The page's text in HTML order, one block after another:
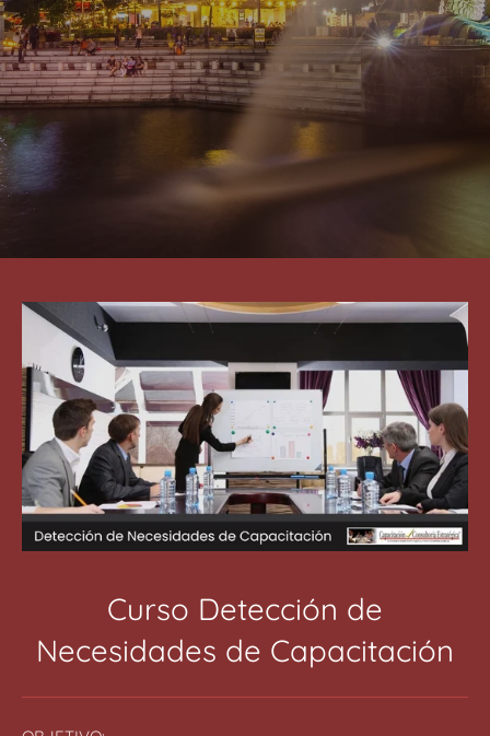
Curso Detección de
Necesidades de Capacitación